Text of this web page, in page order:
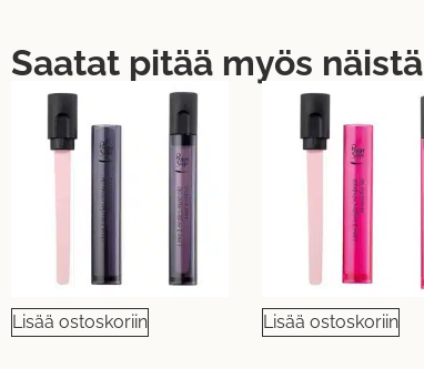
Saatat pitää myös näistä
Lisää ostoskoriin Lisää ostoskoriin